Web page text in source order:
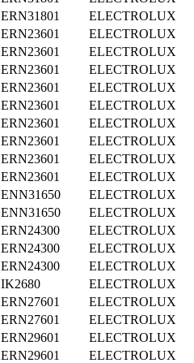
ERN31801
ELECTROLUX
ERN23601
ELECTROLUX
ERN23601
ELECTROLUX
ERN23601
ELECTROLUX
ERN23601
ELECTROLUX
ERN23601
ELECTROLUX
ERN23601
ELECTROLUX
ERN23601
ELECTROLUX
ERN23601
ELECTROLUX
ERN23601
ELECTROLUX
ENN31650
ELECTROLUX
ENN31650
ELECTROLUX
ERN24300
ELECTROLUX
ERN24300
ELECTROLUX
ERN24300
ELECTROLUX
IK2680
ELECTROLUX
ERN27601
ELECTROLUX
ERN27601
ELECTROLUX
ERN29601
ELECTROLUX
ERN29601
ELECTROLUX